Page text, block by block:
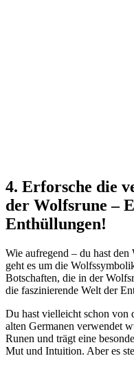
4. Erforsche die
der Wolfsrune –
Enthüllungen!
Wie ⁤aufregend – du hast‍
geht es um die⁣
Botschaften, die⁤ in der
die​ faszinierende Welt der
Du hast vielleicht schon ‌von
alten Germanen verwendet
Runen ​und‌ trägt eine
Mut ​und Intuition. Aber ‌es